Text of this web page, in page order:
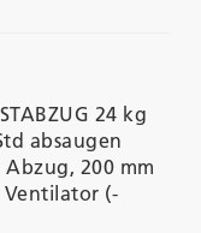
24 kg
absaugen
200 mm
Ventilator (-